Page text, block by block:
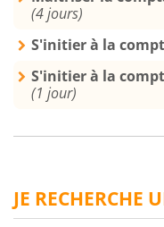
(4 jours)
S'initier à la
S'initier à la
(1 jour)
JE RECHERCHE